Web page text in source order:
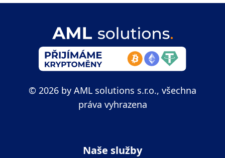
© 2026 by AML solutions s.r.o., všechna
práva vyhrazena
Naše služby